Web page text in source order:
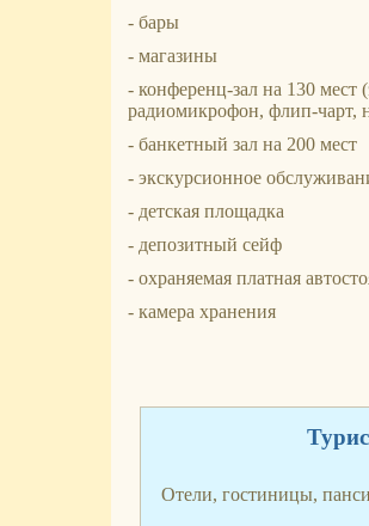
- бары
- магазины
- конференц-зал на 130 мест
радиомикрофон, флип-чарт,
- банкетный зал на 200 мест
- экскурсионное
- детская площадка
- депозитный сейф
- охраняемая платная
- камера хранения
Отели, гостиницы,